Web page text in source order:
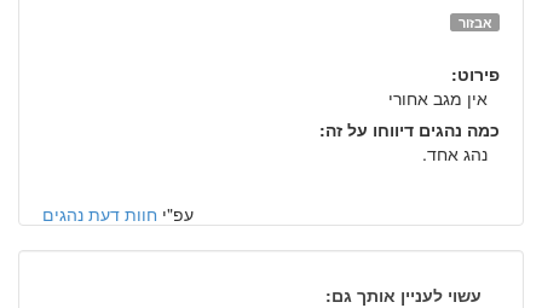
אבזור
פירוט:
אין מגב אחורי
כמה נהגים דיווחו על זה:
נהג אחד.
עפ"י חוות דעת נהגים
עשוי לעניין אותך גם: